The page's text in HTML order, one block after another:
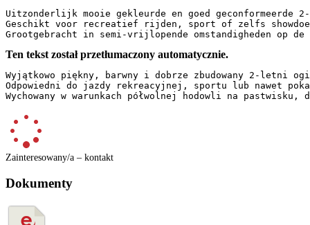
Uitzonderlijk mooie gekleurde en goed
Geschikt voor recreatief rijden, sport of zelfs
Grootgebracht in semi-vrijlopende omstandigheden
Ten tekst został przetłumaczony automatycznie.
Wyjątkowo piękny, barwny i dobrze zbudowany 2-letni
Odpowiedni do jazdy rekreacyjnej, sportu lub nawet
Wychowany w warunkach półwolnej hodowli na
Zainteresowany/a – kontakt
Dokumenty